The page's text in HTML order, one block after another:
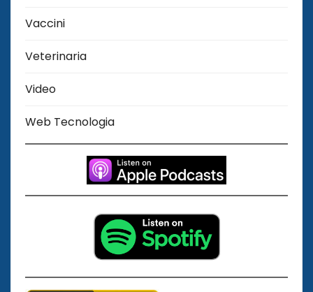
Vaccini
Veterinaria
Video
Web Tecnologia